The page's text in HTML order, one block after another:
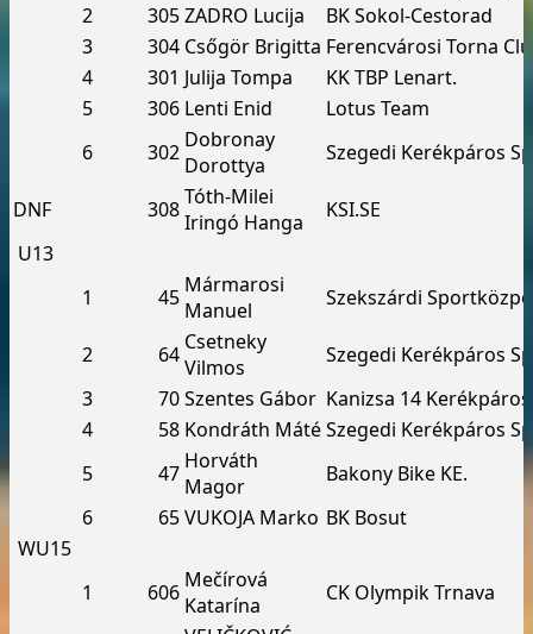
2
305ZADRO Lucija
BK Sokol-Cestorad
3
304 Csőgör Brigitta Ferencvárosi Torna
4
301 Julija Tompa
KK TBP Lenart.
5
306 Lenti Enid
Lotus Team
6
302 Dobronay
Dorottya
Szegedi Kerékpáros
DNF 308Tóth-Milei
Iringó Hanga
KSI.SE
U13
1
45 Mármarosi
Manuel
Szekszárdi
2 64 Csetneky
Vilmos
Szegedi Kerékpáros
3
70Szentes Gábor Kanizsa 14
4
58 Kondráth MátéSzegedi Kerékpáros
5
47 Horváth
Magor
Bakony Bike KE.
6
65VUKOJA Marko BK Bosut
WU15
1
606 Mečírová
Katarína
CK Olympik Trnava